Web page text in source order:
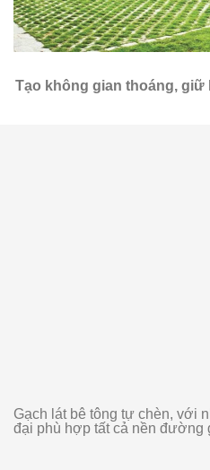
Tạo không gian thoáng, giữ
Gạch lát bê tông tự chèn, với
đại phù hợp tất cả nền đường